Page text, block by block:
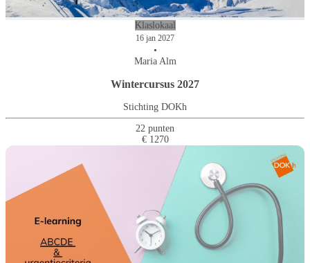
Klaslokaal
16 jan 2027
•
Maria Alm
Wintercursus 2027
Stichting DOKh
22 punten
€ 1270